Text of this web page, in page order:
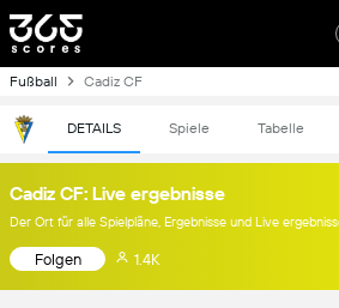
Fußball Cadiz CF
DETAILS Spiele Tabelle
Cadiz CF: Live ergebnisse
Der Ort für alle Spielpläne, Ergebnisse und Live
Folgen 1.4K